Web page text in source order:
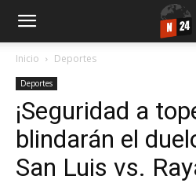
Inicio Deportes
Deportes
¡Seguridad a
blindarán el
San Luis vs.